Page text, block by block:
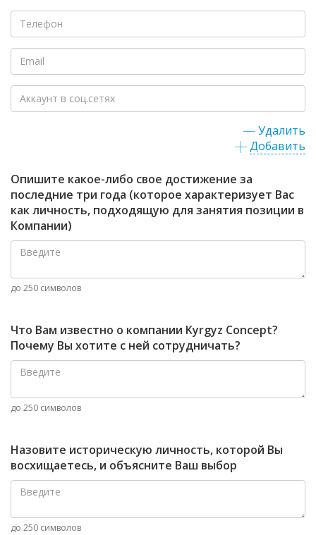
Удалить
Добавить
Опишите какое-либо свое достижение за
последние три года (которое характеризует Вас
как личность, подходящую для занятия позиции в
Компании)
до 250 символов
Что Вам известно о компании Kyrgyz Concept?
Почему Вы хотите с ней сотрудничать?
до 250 символов
Назовите историческую личность, которой Вы
восхищаетесь, и объясните Ваш выбор
до 250 символов